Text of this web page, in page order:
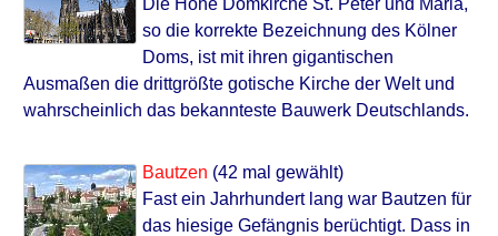
Die Hohe Domkirche St. Peter und Maria,
so die korrekte Bezeichnung des Kölner
Doms, ist mit ihren gigantischen
Ausmaßen die drittgrößte gotische Kirche der Welt und
wahrscheinlich das bekannteste Bauwerk Deutschlands.
Bautzen (42 mal gewählt)
Fast ein Jahrhundert lang war Bautzen für
das hiesige Gefängnis berüchtigt. Dass in